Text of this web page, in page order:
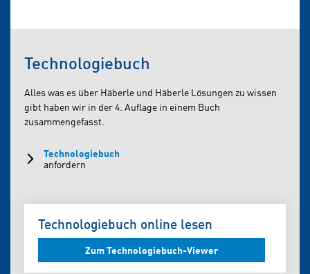
Technologiebuch
Alles was es über Häberle und Häberle Lösungen zu wissen
gibt haben wir in der 4. Auflage in einem Buch
zusammengefasst.
Technologiebuch
anfordern
Technologiebuch online lesen
Zum Technologiebuch-Viewer